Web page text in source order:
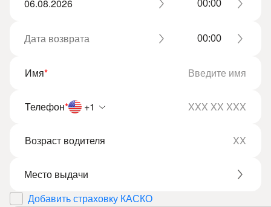
Имя*
Телефон* +1
Возраст водителя
Добавить страховку КАСКО